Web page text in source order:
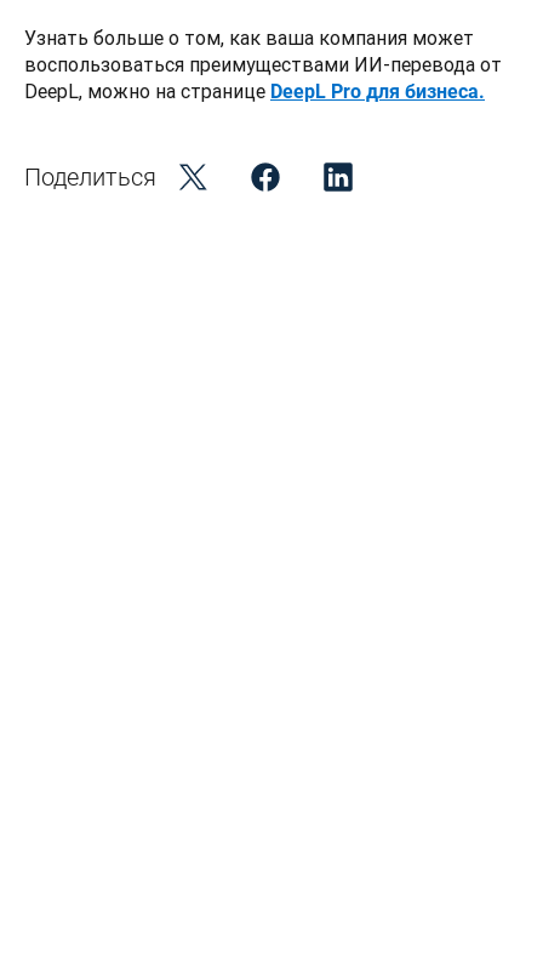
Узнать больше о том, как ваша компания может
воспользоваться преимуществами ИИ-перевода от
DeepL, можно на странице DeepL Pro для бизнеса.
Поделиться